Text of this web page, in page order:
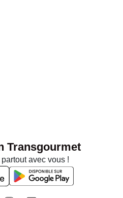
Transgourmet
avec vous !